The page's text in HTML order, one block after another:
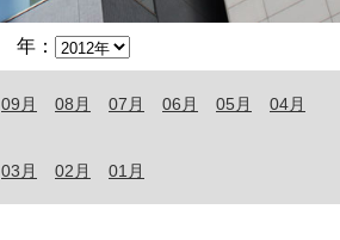
年：
09月 08月 07月 06月 05月 04月
03月 02月 01月